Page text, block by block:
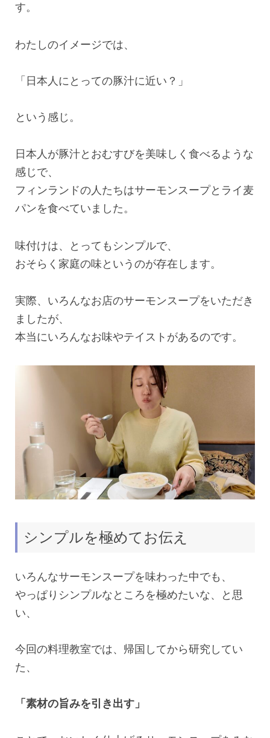
す。
わたしのイメージでは、
「日本人にとっての豚汁に近い？」
という感じ。
日本人が豚汁とおむすびを美味しく食べるような
感じで、
フィンランドの人たちはサーモンスープとライ麦
パンを食べていました。
味付けは、とってもシンプルで、
おそらく家庭の味というのが存在します。
実際、いろんなお店のサーモンスープをいただき
ましたが、
本当にいろんなお味やテイストがあるのです。
シンプルを極めてお伝え
いろんなサーモンスープを味わった中でも、
やっぱりシンプルなところを極めたいな、と思
い、
今回の料理教室では、帰国してから研究してい
た、
「素材の旨みを引き出す」